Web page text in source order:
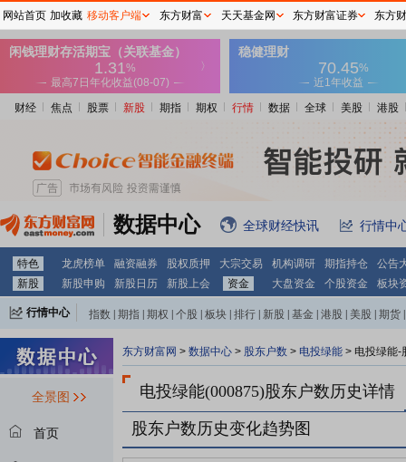
财经 焦点 股票 新股 期指 期权 行情 数据 全球 美股 港股
数据中心 全球财经快讯 行情中
特色 龙虎榜单 融资融券 股权质押 大宗交易 机构调研 期指持仓
公告
新股
新股申购 新股日历 新股上会 资金 大盘资金 个股资金 板块
行情中心 指数 期指 期权 个股 板块 排行 新股 基金 港股 美股 期货
全景图
首页
东方财富网 > 数据中心 > 股东户数 > 电投绿能 > 电投绿能-
电投绿能(000875)股东户数历史详情
股东户数历史变化趋势图
网站首页 加收藏 移动客户端 东方财富 天天基金网 东方财富证券 东方